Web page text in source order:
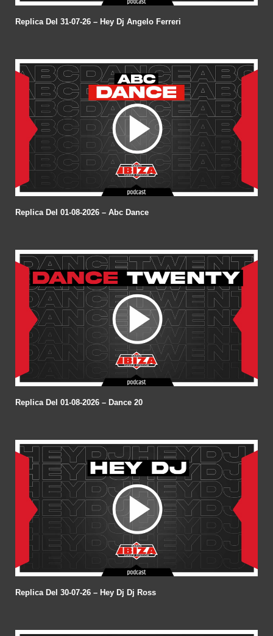
Replica Del 31-07-26 – Hey Dj Angelo Ferreri
Replica Del 01-08-2026 – Abc Dance
Replica Del 01-08-2026 – Dance 20
Replica Del 30-07-26 – Hey Dj Dj Ross